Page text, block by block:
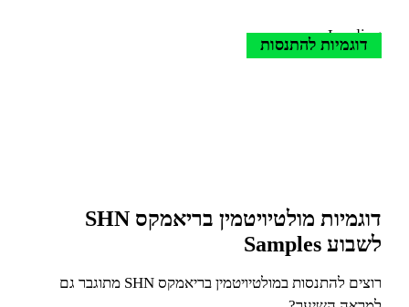
דוגמיות להתנסות
Loading...
דוגמיות מולטיויטמין בריאמקס SHN
לשבוע Samples
רוצים להתנסות במולטיויטמין בריאמקס SHN מתוגבר גם